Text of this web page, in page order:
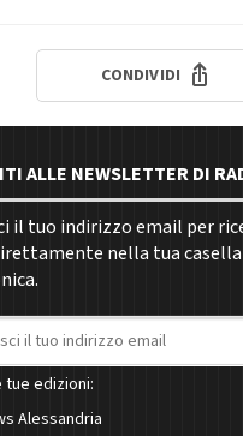
CONDIVIDI
ALLE NEWSLETTER DI
il tuo indirizzo email per
nella tua
email
tue edizioni:
Alessandria